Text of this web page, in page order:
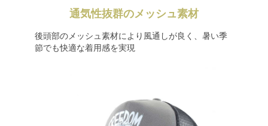
通気性抜群のメッシュ素材
後頭部のメッシュ素材により風通しが良く、暑い季
節でも快適な着用感を実現